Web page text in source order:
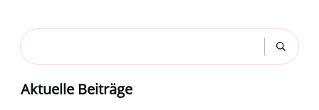
Aktuelle Beiträge